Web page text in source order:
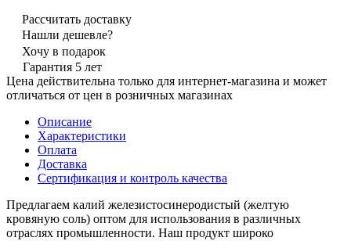
Рассчитать доставку
Нашли дешевле?
Хочу в подарок
Гарантия 5 лет
Цена действительна только для интернет-магазина и может
отличаться от цен в розничных магазинах
Описание
Характеристики
Оплата
Доставка
Сертификация и контроль качества
Предлагаем калий железистосинеродистый (желтую
кровяную соль) оптом для использования в различных
отраслях промышленности. Наш продукт широко